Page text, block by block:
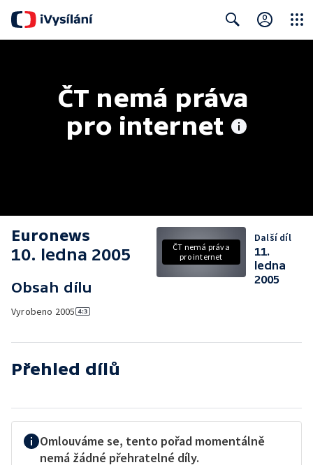
ČT nemá práva
pro internet
Euronews
10. ledna 2005
Obsah dílu
Vyrobeno 2005
ČT nemá práva
pro internet
Další díl
11.
ledna
2005
Přehled dílů
Omlouváme se, tento pořad momentálně
nemá žádné přehratelné díly.